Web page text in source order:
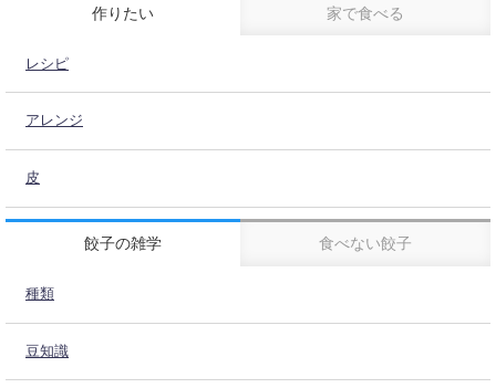
作りたい 家で食べる
レシピ
アレンジ
皮
餃子の雑学 食べない餃子
種類
豆知識